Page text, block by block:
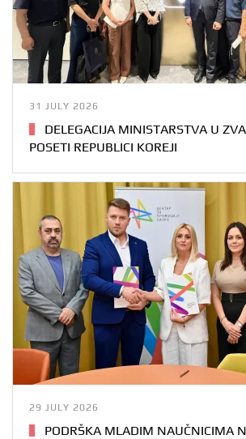
31 JULY 2026
DELEGACIJA MINISTARSTVA U
POSETI REPUBLICI KOREJI
29 JULY 2026
PODRŠKA MLADIM NAUČNICIMA